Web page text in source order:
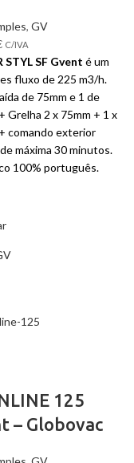
, GV
C/IVA
STYL SF Gvent é um
fluxo de 225 m3/h.
de 75mm e 1 de
Grelha 2 x 75mm + 1 x
comando exterior
máxima 30 minutos.
100% português.
125
– Globovac